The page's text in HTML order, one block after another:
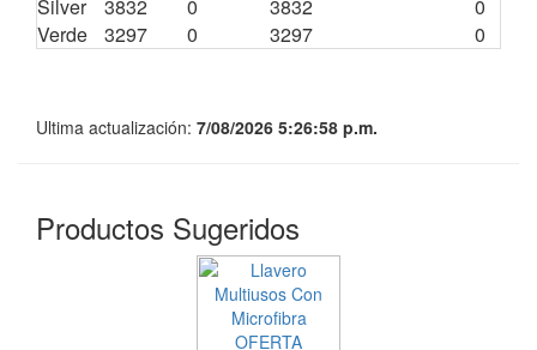
Silver
3832 0 3832
0
Verde
3297 0 3297 0
Ultima actualización: 7/08/2026 5:26:58 p.m.
Productos Sugeridos